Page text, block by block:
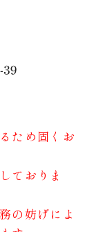
ため固くお
ておりま
の妨げによ